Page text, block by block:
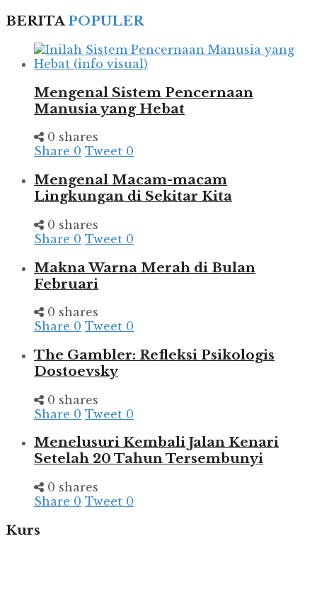
BERITAPOPULER
Mengenal Sistem Pencernaan
Manusia yang Hebat
0 shares
Share 0 Tweet 0
Mengenal Macam-macam
Lingkungan di Sekitar Kita
0 shares
Share 0 Tweet 0
Makna Warna Merah di Bulan
Februari
0 shares
Share 0 Tweet 0
The Gambler: Refleksi Psikologis
Dostoevsky
0 shares
Share 0 Tweet 0
Menelusuri Kembali Jalan Kenari
Setelah 20 Tahun Tersembunyi
0 shares
Share 0 Tweet 0
Kurs